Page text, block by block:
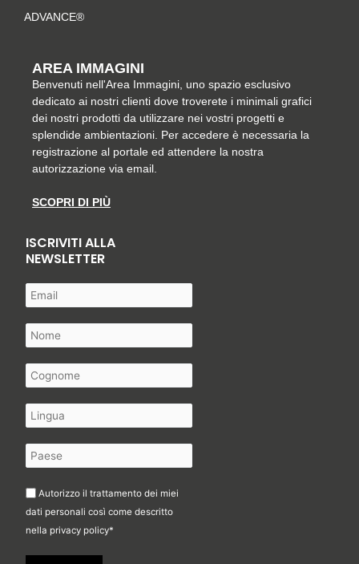
ADVANCE®
AREA IMMAGINI
Benvenuti nell'Area Immagini, uno spazio esclusivo
dedicato ai nostri clienti dove troverete i minimali grafici
dei nostri prodotti da utilizzare nei vostri progetti e
splendide ambientazioni. Per accedere è necessaria la
registrazione al portale ed attendere la nostra
autorizzazione via email.
SCOPRI DI PIÙ
ISCRIVITI ALLA
NEWSLETTER
Autorizzo il trattamento dei miei
dati personali così come descritto
nella privacy policy*